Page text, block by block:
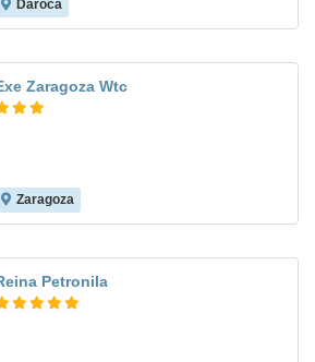
Daroca
Zaragoza Wtc
Zaragoza
Petronila